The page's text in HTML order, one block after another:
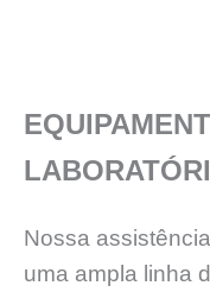
Nossa
uma ampla linha